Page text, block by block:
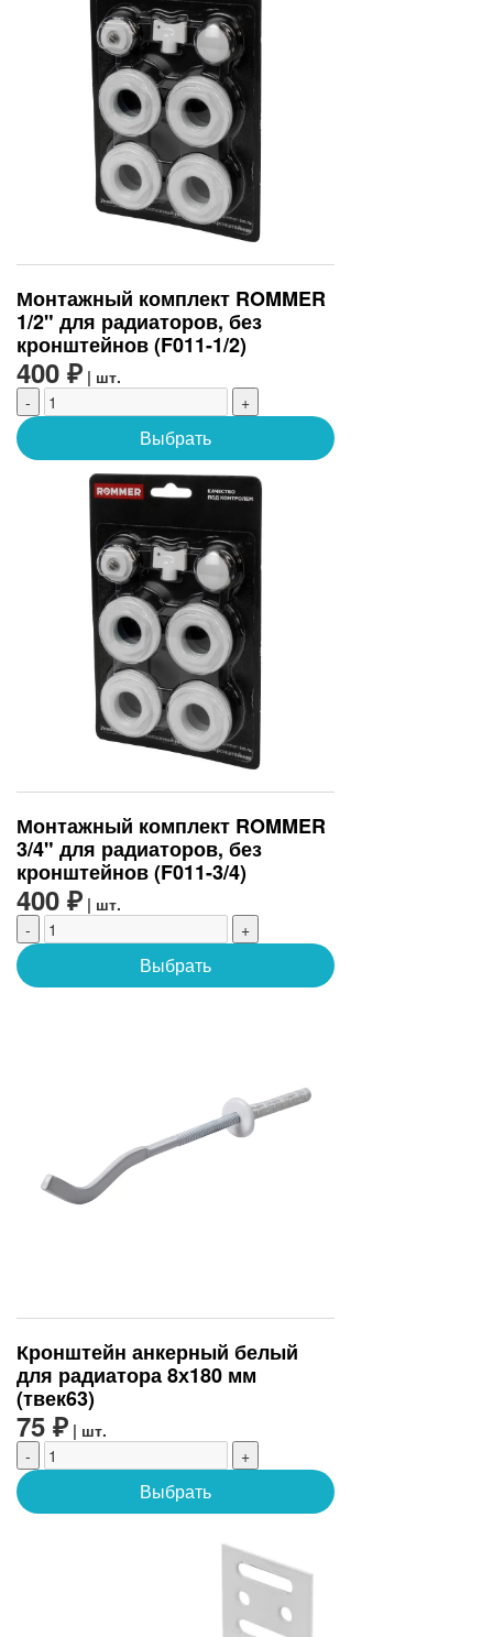
Монтажный комплект ROMMER
1/2" для радиаторов, без
кронштейнов (F011-1/2)
400 ₽ | шт.
-
+
Выбрать
Монтажный комплект ROMMER
3/4" для радиаторов, без
кронштейнов (F011-3/4)
400 ₽ | шт.
-
+
Выбрать
Кронштейн анкерный белый
для радиатора 8х180 мм
(твек63)
75 ₽ | шт.
-
+
Выбрать